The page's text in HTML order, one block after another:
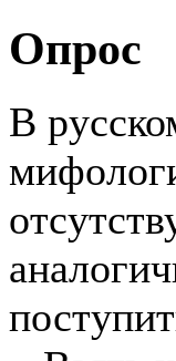
Опрос
В